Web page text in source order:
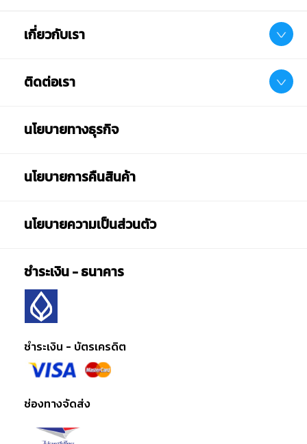
เกี่ยวกับเรา
ติดต่อเรา
นโยบายทางธุรกิจ
นโยบายการคืนสินค้า
นโยบายความเป็นส่วนตัว
ชำระเงิน - ธนาคาร
ชำระเงิน - บัตรเครดิต
ช่องทางจัดส่ง